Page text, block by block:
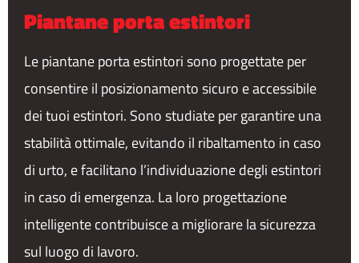
Piantane porta estintori
Le piantane porta estintori sono progettate per
consentire il posizionamento sicuro e accessibile
dei tuoi estintori. Sono studiate per garantire una
stabilità ottimale, evitando il ribaltamento in caso
di urto, e facilitano l’individuazione degli estintori
in caso di emergenza. La loro progettazione
intelligente contribuisce a migliorare la sicurezza
sul luogo di lavoro.